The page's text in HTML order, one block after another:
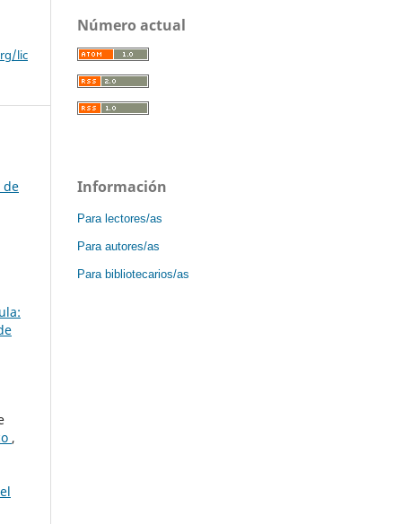
lic
de
,
Número actual
Información
Para lectores/as
Para autores/as
Para bibliotecarios/as